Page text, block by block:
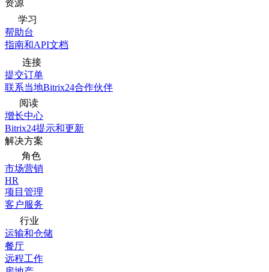
资源
学习
帮助台
指南和API文档
连接
提交订单
联系当地Bitrix24合作伙伴
阅读
增长中心
Bitrix24提示和更新
解决方案
角色
市场营销
HR
项目管理
客户服务
行业
运输和仓储
餐厅
远程工作